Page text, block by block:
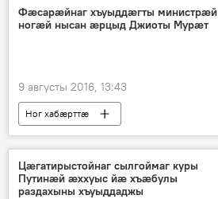
Фӕсарӕйнаг хъуыддӕгты министрӕй
ногӕй нысан ӕрцыд Джиоты Мурӕт
9 августы 2016, 13:43
Ног хабӕрттӕ
Цӕгатирыстойнаг сылгоймаг куры
Путинӕй ӕххуыс йӕ хъӕбулы
раздахыны хъуыддаджы